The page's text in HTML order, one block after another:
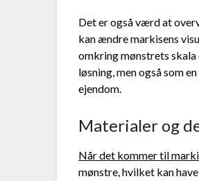
Det er også værd at
kan ændre markisens
omkring mønstrets
løsning, men også som
ejendom.
Materialer og
Når det kommer til
mønstre, hvilket kan